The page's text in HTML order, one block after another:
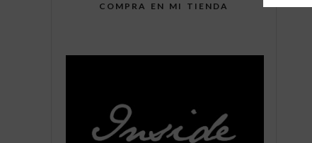
COMPRA EN MI TIENDA